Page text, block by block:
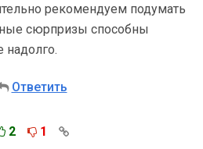
рекомендуем подумать
сюрпризы способны
надолго.
Ответить
2 1